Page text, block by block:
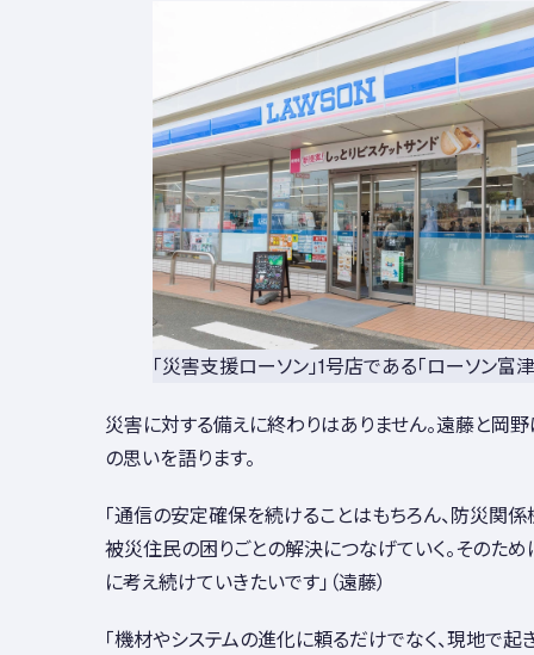
「災害支援ローソン」1号店である「ローソン富
災害に対する備えに終わりはありません。遠藤と岡
の思いを語ります。
「通信の安定確保を続けることはもちろん、防災関
被災住民の困りごとの解決につなげていく。そのため
に考え続けていきたいです」（遠藤）
「機材やシステムの進化に頼るだけでなく、現地で